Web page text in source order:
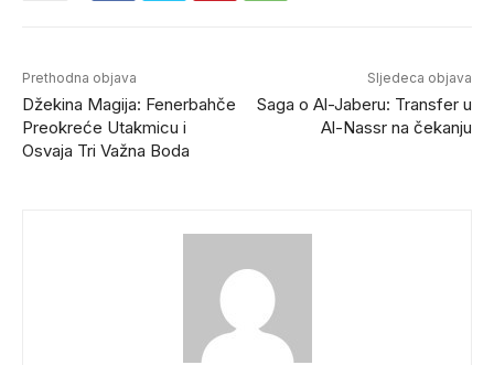
Prethodna objava
Džekina Magija: Fenerbahče
Preokreće Utakmicu i
Osvaja Tri Važna Boda
Sljedeca objava
Saga o Al-Jaberu: Transfer u
Al-Nassr na čekanju